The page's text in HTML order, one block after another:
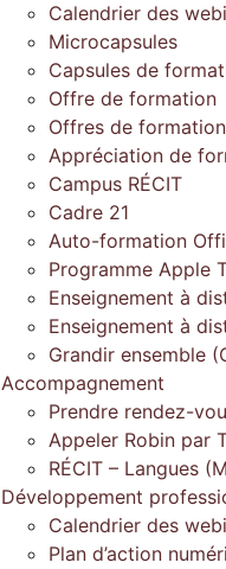
Calendrier des
Microcapsules
Capsules de
Offre de formation
Offres de
Appréciation de
Campus RÉCIT
Cadre 21
Auto-formation
Programme Apple
Enseignement à
Enseignement à
Grandir ensemble
Accompagnement
Prendre rendez-
Appeler Robin par
RÉCIT – Langues
Développement
Calendrier des
Plan d’action